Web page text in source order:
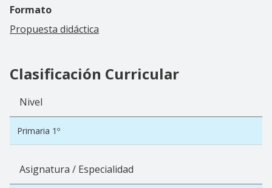
Formato
Propuesta didáctica
Clasificación Curricular
Nivel
Primaria 1º
Asignatura / Especialidad